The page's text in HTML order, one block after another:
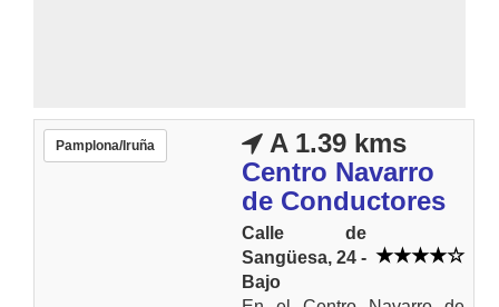
Pamplona/Iruña
A 1.39 kms
Centro Navarro
de Conductores
Calle de
Sangüesa, 24 -
Bajo